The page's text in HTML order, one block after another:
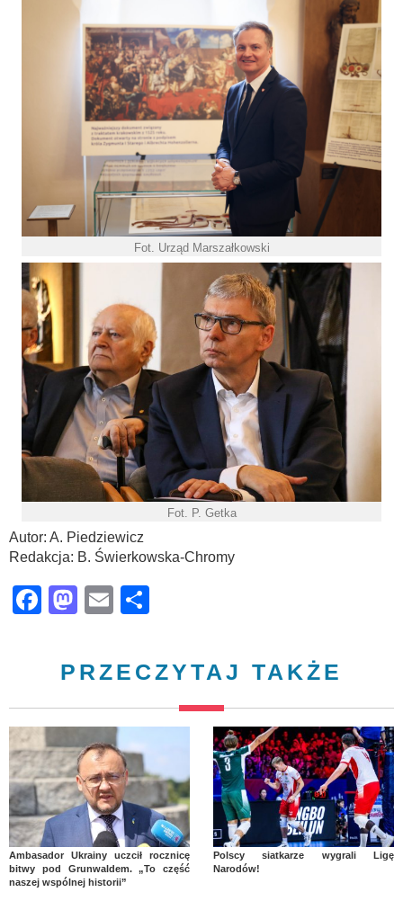
Fot. Urząd Marszałkowski
Fot. P. Getka
Autor: A. Piedziewicz
Redakcja: B. Świerkowska-Chromy
Facebook
Mastodon
Email
PRZECZYTAJ TAKŻE
Ambasador Ukrainy uczcił rocznicę
bitwy pod Grunwaldem. „To część
naszej wspólnej historii”
Polscy siatkarze wygrali Ligę
Narodów!